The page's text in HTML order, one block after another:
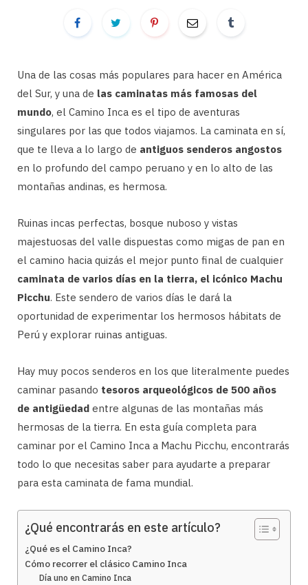
Una de las cosas más populares para hacer en América
del Sur, y una de las caminatas más famosas del
mundo, el Camino Inca es el tipo de aventuras
singulares por las que todos viajamos. La caminata en sí,
que te lleva a lo largo de antiguos senderos angostos
en lo profundo del campo peruano y en lo alto de las
montañas andinas, es hermosa.
Ruinas incas perfectas, bosque nuboso y vistas
majestuosas del valle dispuestas como migas de pan en
el camino hacia quizás el mejor punto final de cualquier
caminata de varios días en la tierra, el icónico Machu
Picchu. Este sendero de varios días le dará la
oportunidad de experimentar los hermosos hábitats de
Perú y explorar ruinas antiguas.
Hay muy pocos senderos en los que literalmente puedes
caminar pasando tesoros arqueológicos de 500 años
de antigüedad entre algunas de las montañas más
hermosas de la tierra. En esta guía completa para
caminar por el Camino Inca a Machu Picchu, encontrarás
todo lo que necesitas saber para ayudarte a preparar
para esta caminata de fama mundial.
¿Qué encontrarás en este artículo?
¿Qué es el Camino Inca?
Cómo recorrer el clásico Camino Inca
Día uno en Camino Inca